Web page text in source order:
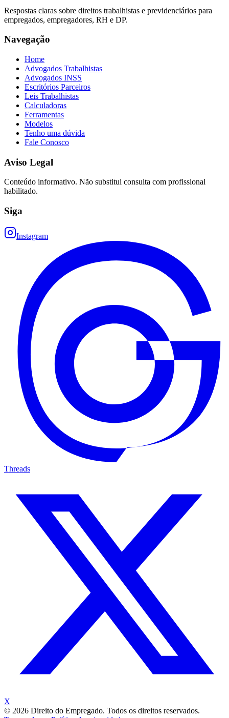
Respostas claras sobre direitos trabalhistas e previdenciários para
empregados, empregadores, RH e DP.
Navegação
Home
Advogados Trabalhistas
Advogados INSS
Escritórios Parceiros
Leis Trabalhistas
Calculadoras
Ferramentas
Modelos
Tenho uma dúvida
Fale Conosco
Aviso Legal
Conteúdo informativo. Não substitui consulta com profissional
habilitado.
Siga
Instagram
Threads
X
© 2026 Direito do Empregado. Todos os direitos reservados.